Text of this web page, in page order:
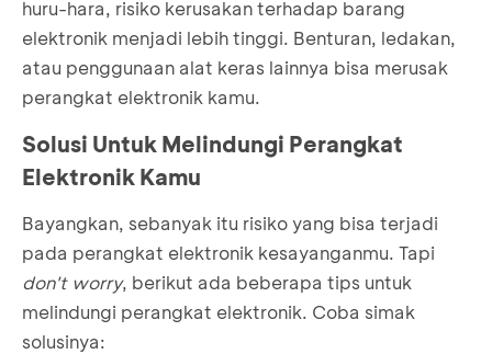
huru-hara, risiko kerusakan terhadap barang
elektronik menjadi lebih tinggi. Benturan, ledakan,
atau penggunaan alat keras lainnya bisa merusak
perangkat elektronik kamu.
Solusi Untuk Melindungi Perangkat
Elektronik Kamu
Bayangkan, sebanyak itu risiko yang bisa terjadi
pada perangkat elektronik kesayanganmu. Tapi
don't worry, berikut ada beberapa tips untuk
melindungi perangkat elektronik. Coba simak
solusinya: